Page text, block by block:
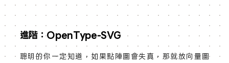
進階：OpenType-SVG
聰明的你一定知道，如果點陣圖會失真，那就放向量圖